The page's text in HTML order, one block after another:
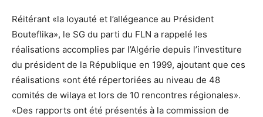
Réitérant «la loyauté et l’allégeance au Président
Bouteflika», le SG du parti du FLN a rappelé les
réalisations accomplies par l’Algérie depuis l’investiture
du président de la République en 1999, ajoutant que ces
réalisations «ont été répertoriées au niveau de 48
comités de wilaya et lors de 10 rencontres régionales».
«Des rapports ont été présentés à la commission de